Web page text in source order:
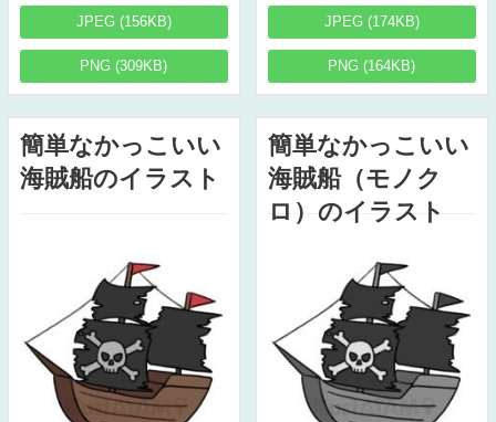
JPEG (156KB)
PNG (309KB)
JPEG (174KB)
PNG (164KB)
簡単なかっこいい
海賊船のイラスト
簡単なかっこいい
海賊船（モノク
ロ）のイラスト